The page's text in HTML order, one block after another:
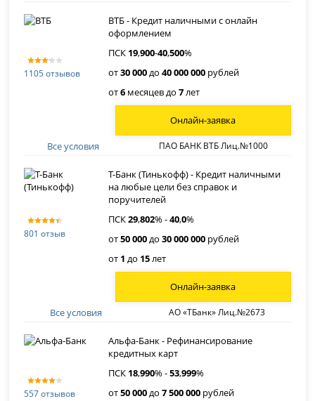
1105 отзывов
ВТБ - Кредит наличными с онлайн
оформлением
ПСК 19,900-40,500%
от30 000до40 000 000 рублей
от6 месяцев до7лет
Все условия ПАО БАНК ВТБ Лиц.№1000
Онлайн-заявка
801 отзыв
Т-Банк (Тинькофф) - Кредит наличными
на любые цели без справок и
поручителей
ПСК29,802% -40,0%
от50 000до30 000 000 рублей
от 1 до 15лет
Все условия АО «ТБанк» Лиц.№2673
Онлайн-заявка
557 отзывов
Альфа-Банк - Рефинансирование
кредитных карт
ПСК 18,990% -53,999%
от50 000до7 500 000 рублей